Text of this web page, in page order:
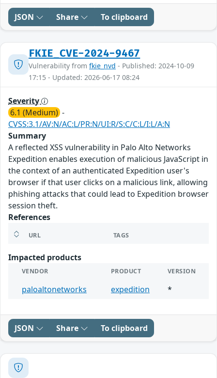
JSON Share To clipboard
FKIE_CVE-2024-9467
Vulnerability from fkie_nvd - Published: 2024-10-09
17:15 - Updated: 2026-06-17 08:24
Severity
6.1 (Medium) -
CVSS:3.1/AV:N/AC:L/PR:N/UI:R/S:C/C:L/I:L/A:N
Summary
A reflected XSS vulnerability in Palo Alto Networks
Expedition enables execution of malicious JavaScript in
the context of an authenticated Expedition user's
browser if that user clicks on a malicious link, allowing
phishing attacks that could lead to Expedition browser
session theft.
References
URL TAGS
Impacted products
VENDOR PRODUCT VERSION
paloaltonetworks expedition *
JSON Share To clipboard